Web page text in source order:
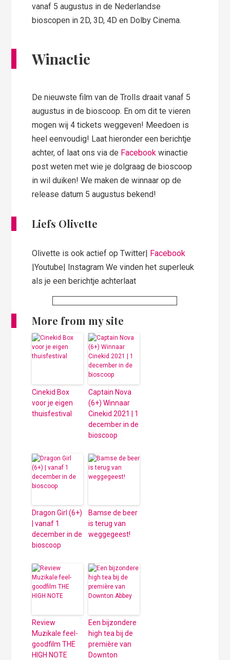
vanaf 5 augustus in de Nederlandse
bioscopen in 2D, 3D, 4D en Dolby Cinema.
Winactie
De nieuwste film van de Trolls draait vanaf 5
augustus in de bioscoop. En om dit te vieren
mogen wij 4 tickets weggeven! Meedoen is
heel eenvoudig! Laat hieronder een berichtje
achter, of laat ons via de Facebook winactie
post weten met wie je dolgraag de bioscoop
in wil duiken! We maken de winnaar op de
release datum 5 augustus bekend!
Liefs Olivette
Olivette is ook actief op Twitter| Facebook
|Youtube| Instagram We vinden het superleuk
als je een berichtje achterlaat
More from my site
Cinekid Box
voor je eigen
thuisfestival
Captain Nova
(6+) Winnaar
Cinekid 2021 | 1
december in de
bioscoop
Dragon Girl (6+)
| vanaf 1
december in de
bioscoop
Bamse de beer
is terug van
weggegeest!
Review
Muzikale feel-
goodfilm THE
HIGH NOTE
Een bijzondere
high tea bij de
première van
Downton